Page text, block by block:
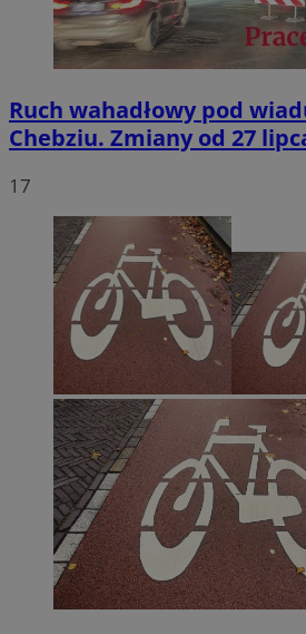
Ruch wahadłowy pod
Chebziu. Zmiany od 27
17